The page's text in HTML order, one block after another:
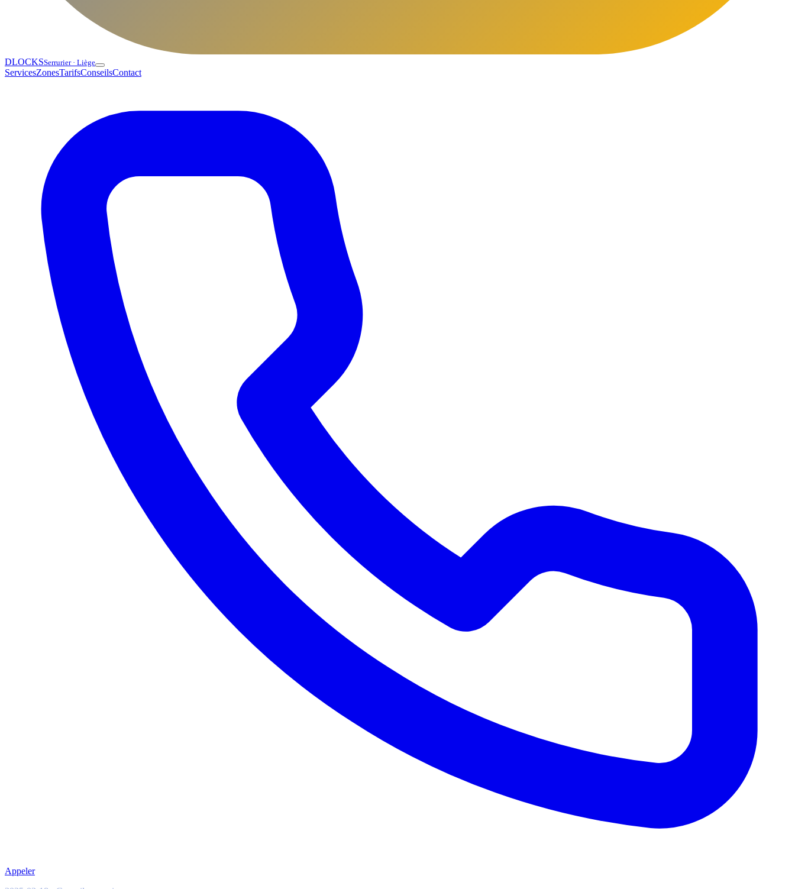
DLOCKSSerrurier · Liège
ServicesZonesTarifsConseilsContact
Appeler